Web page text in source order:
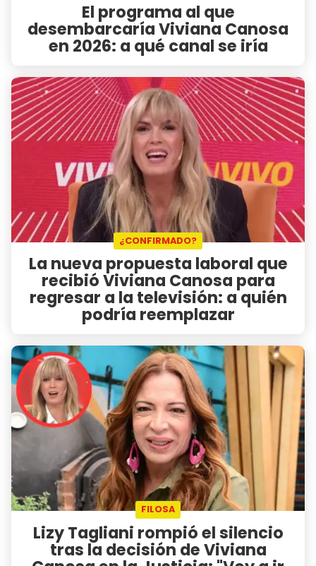
El programa al que
desembarcaría Viviana Canosa
en 2026: a qué canal se iría
¿CONFIRMADO?
La nueva propuesta laboral que
recibió Viviana Canosa para
regresar a la televisión: a quién
podría reemplazar
FILOSA
Lizy Tagliani rompió el silencio
tras la decisión de Viviana